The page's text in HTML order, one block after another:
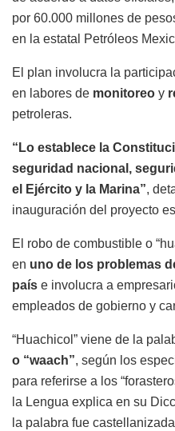
por 60.000 millones de
en la estatal Petróleos
El plan involucra la
en labores de monitoreo y
petroleras.
“Lo establece la
seguridad nacional ,
el Ejército y la Marina”,
inauguración del proyecto
El robo de combustible o
en uno de los problemas
país e involucra a
empleados de gobierno y
“Huachicol” viene de la
o “waach”, según los
para referirse a los
la Lengua explica en su
la palabra fue